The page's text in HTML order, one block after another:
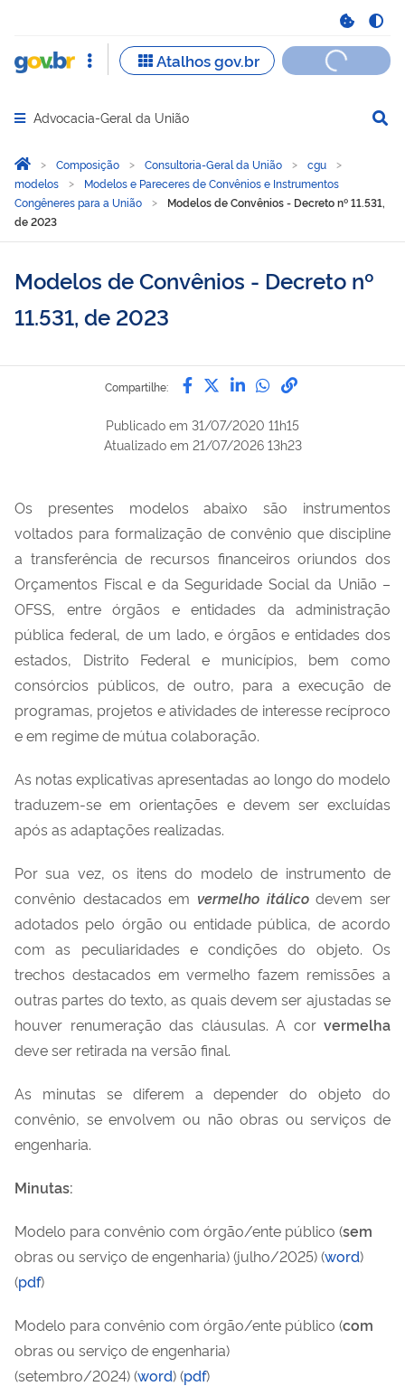
Abrir menu principal de navegação
Advocacia-Geral da União
Você está aqui:
Página Inicial
Composição Consultoria-Geral da União
cgu
modelos
Modelos e Pareceres de Convênios e Instrumentos
Congêneres para a União
Modelos de Convênios - Decreto nº 11.531,
de 2023
Modelos de Convênios - Decreto nº
11.531, de 2023
Compartilhe: Compartilhe por Facebook
Compartilhe por Twitter
Compartilhe por
Compartilhe
link para
Publicado em 31/07/2020 11h15
Atualizado em 21/07/2026 13h23
Os presentes modelos abaixo são instrumentos
voltados para formalização de convênio que discipline
a transferência de recursos financeiros oriundos dos
Orçamentos Fiscal e da Seguridade Social da União –
OFSS, entre órgãos e entidades da administração
pública federal, de um lado, e órgãos e entidades dos
estados, Distrito Federal e municípios, bem como
consórcios públicos, de outro, para a execução de
programas, projetos e atividades de interesse recíproco
e em regime de mútua colaboração.
As notas explicativas apresentadas ao longo do modelo
traduzem-se em orientações e devem ser excluídas
após as adaptações realizadas.
Por sua vez, os itens do modelo de instrumento de
convênio destacados em vermelho itálicodevem ser
adotados pelo órgão ou entidade pública, de acordo
com as peculiaridades e condições do objeto. Os
trechos destacados em vermelho fazem remissões a
outras partes do texto, as quais devem ser ajustadas se
houver renumeração das cláusulas. A cor vermelha
deve ser retirada na versão final.
As minutas se diferem a depender do objeto do
convênio, se envolvem ou não obras ou serviços de
engenharia.
Minutas:
Modelo para convênio com órgão/ente público (sem
obras ou serviço de engenharia) (julho/2025) (word)
(pdf)
Modelo para convênio com órgão/ente público (com
obras ou serviço de engenharia)
(setembro/2024) (word) (pdf)